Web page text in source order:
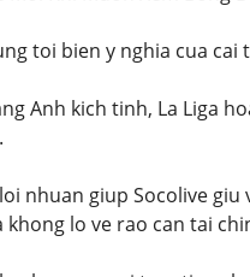
toi bien y nghia cua
Anh kich tinh, La Liga
nhuan giup Socolive
lo ve rao can tai